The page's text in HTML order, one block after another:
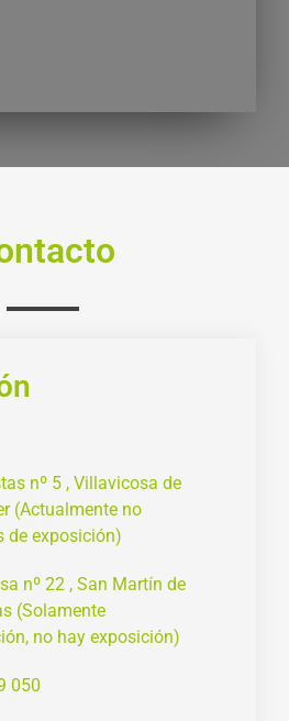
nº 5 , Villavicosa de
(Actualmente no
de exposición)
nº 22 , San Martín de
(Solamente
no hay exposición)
050